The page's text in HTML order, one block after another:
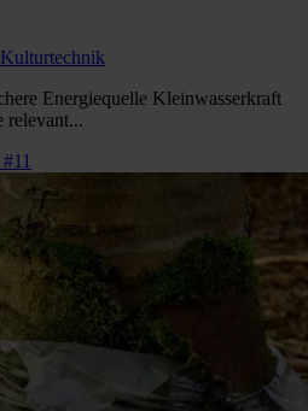
Energiequelle Kleinwasserkraft
relevant...